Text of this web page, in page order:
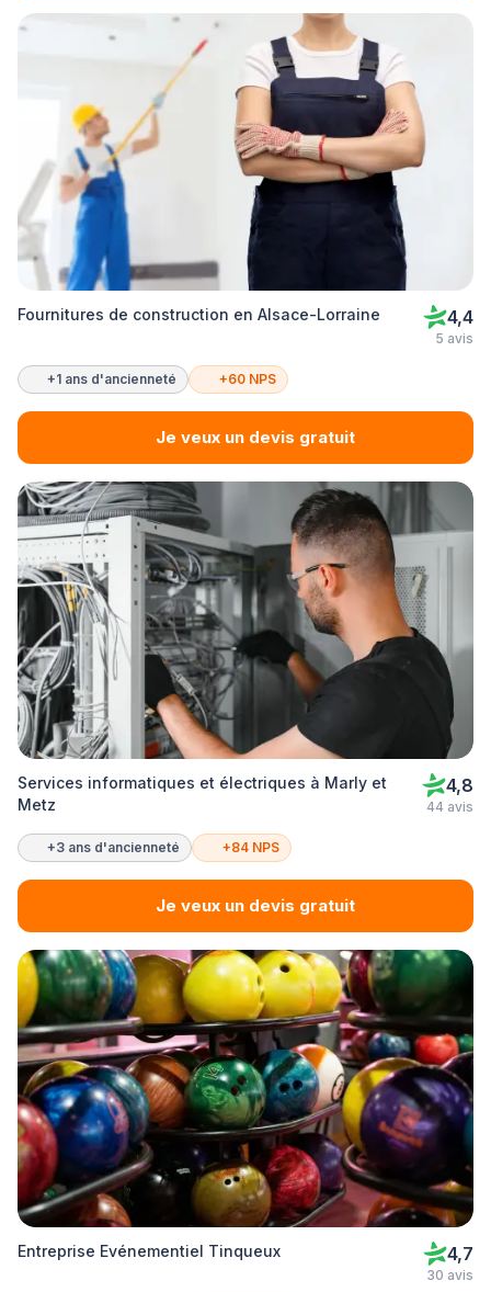
Fournitures de construction en Alsace-Lorraine 4,4
5 avis
+1 ans d'ancienneté +60 NPS
Je veux un devis gratuit
Services informatiques et électriques à Marly et
Metz
4,8
44 avis
+3 ans d'ancienneté +84 NPS
Je veux un devis gratuit
Entreprise Evénementiel Tinqueux 4,7
30 avis